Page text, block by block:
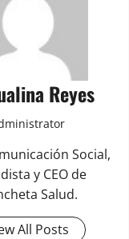
Reyes
Social,
y CEO de
Salud.
All Posts